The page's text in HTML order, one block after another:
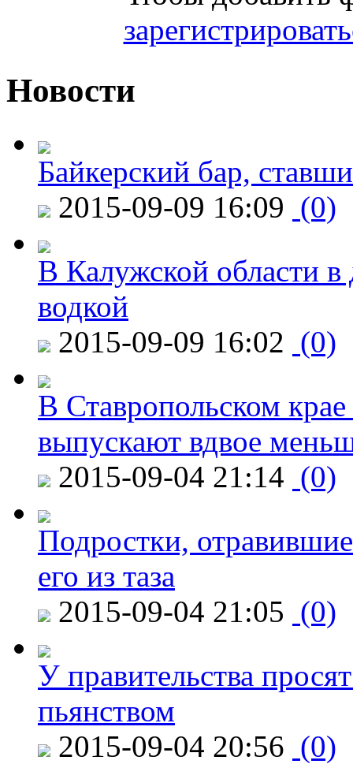
Новости
Байкерский бар,
2015-09-09 16:09 (0)
В Калужской области в
водкой
2015-09-09 16:02 (0)
В Ставропольском
выпускают вдвое
2015-09-04 21:14 (0)
Подростки,
его из таза
2015-09-04 21:05 (0)
У правительства
пьянством
2015-09-04 20:56 (0)